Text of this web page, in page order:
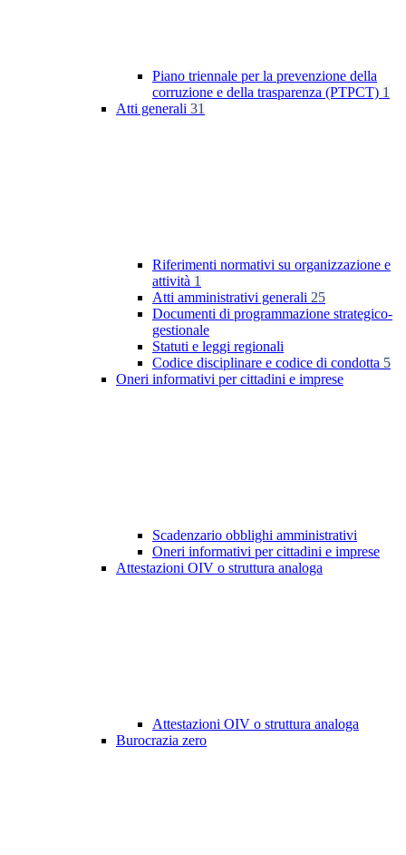
Piano triennale per la prevenzione della
corruzione e della trasparenza (PTPCT) 1
Atti generali 31
Riferimenti normativi su organizzazione e
attività 1
Atti amministrativi generali 25
Documenti di programmazione strategico-
gestionale
Statuti e leggi regionali
Codice disciplinare e codice di condotta 5
Oneri informativi per cittadini e imprese
Scadenzario obblighi amministrativi
Oneri informativi per cittadini e imprese
Attestazioni OIV o struttura analoga
Attestazioni OIV o struttura analoga
Burocrazia zero